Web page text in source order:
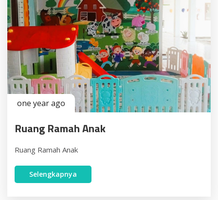
one year ago
Ruang Ramah Anak
Ruang Ramah Anak
Selengkapnya